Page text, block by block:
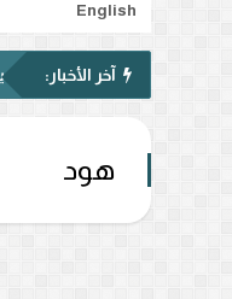
English
آخر الأخبار:
هود